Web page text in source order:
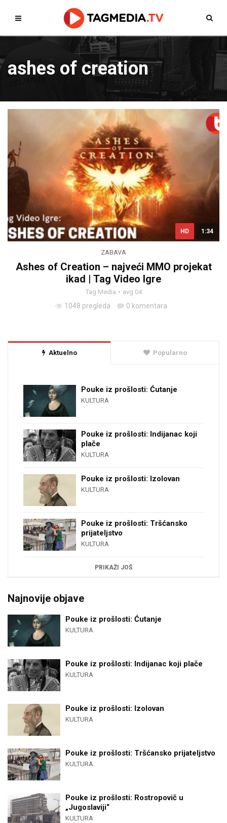
ashes of creation
HD 1:34
ZABAVA
Ashes of Creation – najveći MMO projekat
ikad | Tag Video Igre
Tag Media avg 04
1048 pregleda 0 komentara
Aktuelno Popularno
Pouke iz prošlosti: Ćutanje
KULTURA
Pouke iz prošlosti: Indijanac koji
plače
KULTURA
Pouke iz prošlosti: Izolovan
KULTURA
Pouke iz prošlosti: Tršćansko
prijateljstvo
KULTURA
PRIKAŽI JOŠ
Najnovije objave
Pouke iz prošlosti: Ćutanje
KULTURA
Pouke iz prošlosti: Indijanac koji plače
KULTURA
Pouke iz prošlosti: Izolovan
KULTURA
Pouke iz prošlosti: Tršćansko prijateljstvo
KULTURA
Pouke iz prošlosti: Rostropovič u
„Jugoslaviji“
KULTURA